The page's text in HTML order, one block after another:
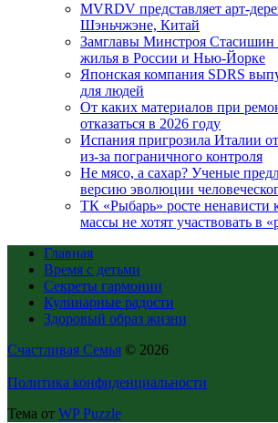
MVRDV представляет арт-
Шэньчжэне, Китай
Замглавы Минстроя Стасишин
жилья в России и Нью-Йорке
Японская компания SDRS
для людей
От каких материалов при
отказаться в 2026 году
Испания пригрозила Италии
из-за пограничного контроля
Не мясо, а сахар? Ученые
версию эволюции
ТК «Рыбарь» росте
массы не хотят участвовать в
Главная
Время с детьми
Секреты гармонии
Кулинарные радости
Здоровый образ жизни
Счастливая Семья © 2026
Политика конфиденциальности
Тема от WP Puzzle